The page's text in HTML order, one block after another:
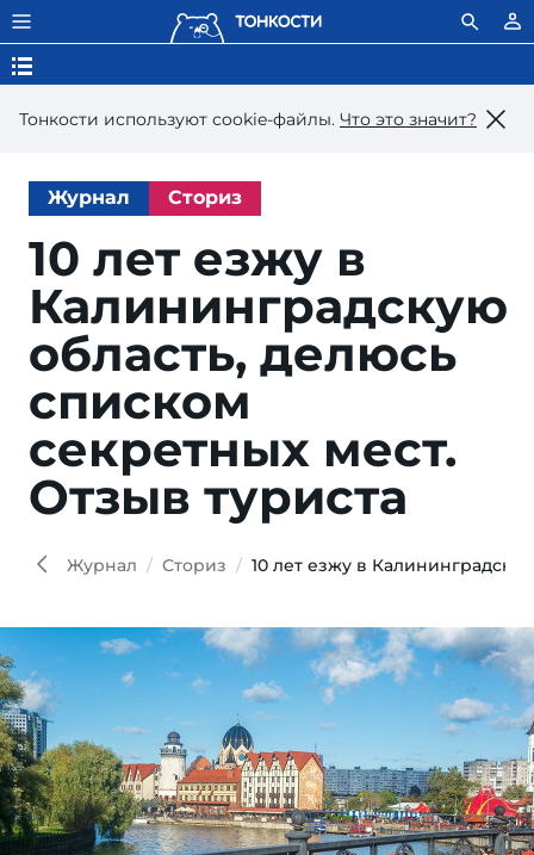
Тонкости используют сookie-файлы. Что это значит?
Журнал Сториз
10 лет езжу в
Калининградскую
область, делюсь
списком
секретных мест.
Отзыв туриста
Журнал Сториз 10 лет езжу в